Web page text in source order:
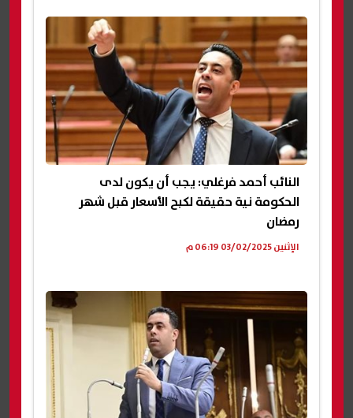
النائب أحمد فرغلي: يجب أن يكون لدى
الحكومة نية حقيقة لكبح الأسعار قبل شهر
رمضان
الإثنين 03/02/2025 06:19 م